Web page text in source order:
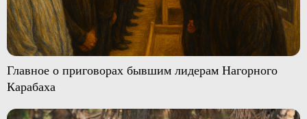
Главное о приговорах бывшим лидерам Нагорного
Карабаха